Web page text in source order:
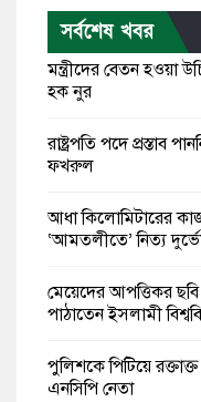
সর্বশেষ খবর
মন্ত্রীদের বেতন
হক নুর
রাষ্ট্রপতি পদে প্রস্তাব
ফখরুল
আধা কিলোমিটারের
‘আমতলীতে’ নিত্য
মেয়েদের আপত্তিকর
পাঠাতেন ইসলামী
পুলিশকে পিটিয়ে
এনসিপি নেতা